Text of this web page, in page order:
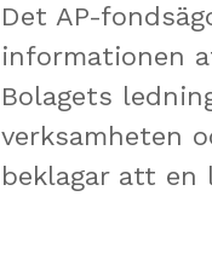
Det AP-
informationen
Bolagets
verksamheten
beklagar att